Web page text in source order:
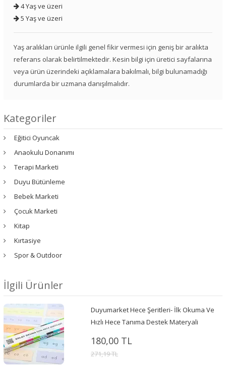
4 Yaş ve üzeri
5 Yaş ve üzeri
Yaş aralıkları ürünle ilgili genel fikir vermesi için geniş bir aralıkta
referans olarak belirtilmektedir. Kesin bilgi için üretici sayfalarına
veya ürün üzerindeki açıklamalara bakılmalı, bilgi bulunamadığı
durumlarda bir uzmana danışılmalıdır.
Kategoriler
Eğitici Oyuncak
Anaokulu Donanımı
Terapi Marketi
Duyu Bütünleme
Bebek Marketi
Çocuk Marketi
Kitap
Kırtasiye
Spor & Outdoor
İlgili Ürünler
Duyumarket Hece Şeritleri- İlk Okuma Ve
Hızlı Hece Tanıma Destek Materyali
180,00 TL
271,19 TL